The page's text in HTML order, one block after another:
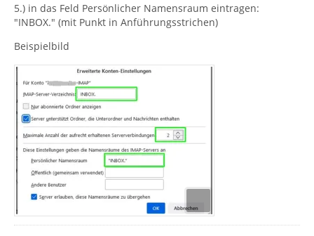
5.) in das Feld Persönlicher Namensraum eintragen:
"INBOX." (mit Punkt in Anführungsstrichen)
Beispielbild